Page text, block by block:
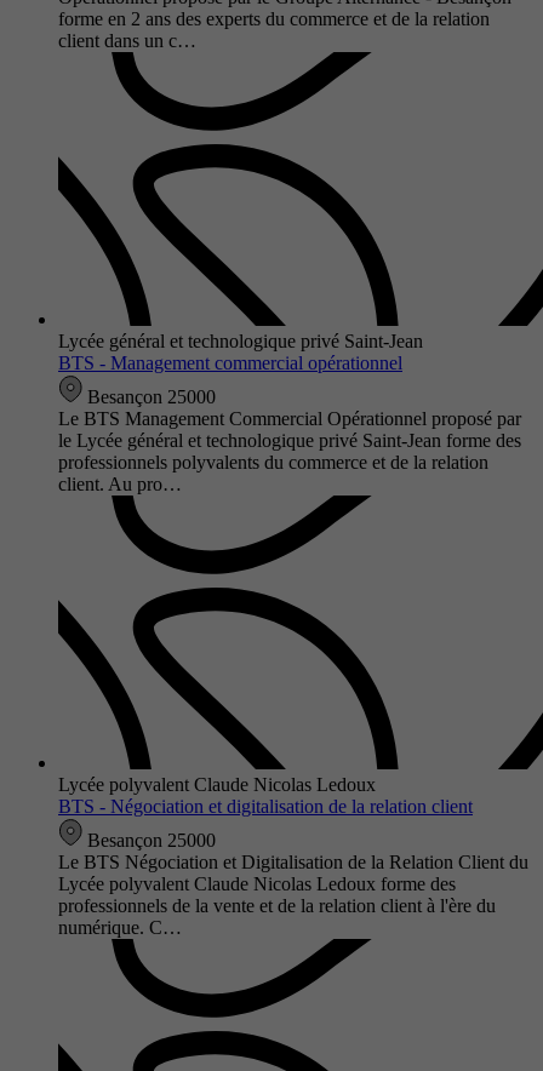
forme en 2 ans des experts du commerce et de la relation
client dans un c…
Lycée général et technologique privé Saint-Jean
BTS - Management commercial opérationnel
Besançon 25000
Le BTS Management Commercial Opérationnel proposé par
le Lycée général et technologique privé Saint-Jean forme des
professionnels polyvalents du commerce et de la relation
client. Au pro…
Lycée polyvalent Claude Nicolas Ledoux
BTS - Négociation et digitalisation de la relation client
Besançon 25000
Le BTS Négociation et Digitalisation de la Relation Client du
Lycée polyvalent Claude Nicolas Ledoux forme des
professionnels de la vente et de la relation client à l'ère du
numérique. C…